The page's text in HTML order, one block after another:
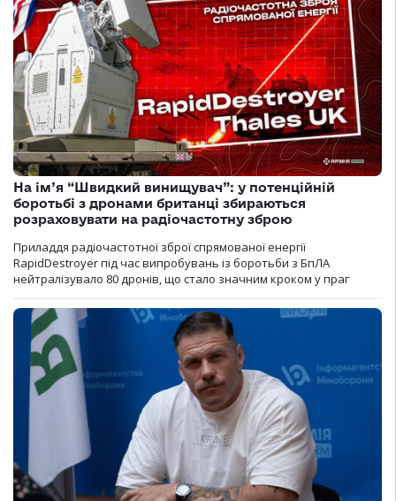
На ім’я “Швидкий винищувач”: у потенційній
боротьбі з дронами британці збираються
розраховувати на радіочастотну зброю
Приладдя радіочастотної зброї спрямованої енергії
RapidDestroyer під час випробувань із боротьби з БпЛА
нейтралізувало 80 дронів, що стало значним кроком у праг